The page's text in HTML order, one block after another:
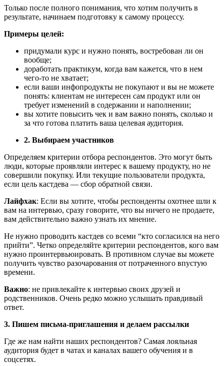
Только после полного понимания, что хотим получить в
результате, начинаем подготовку к самому процессу.
Примеры целей:
придумали курс и нужно понять, востребован ли он
вообще;
доработать практикум, когда вам кажется, что в нем
чего-то не хватает;
если ваши инфопродукты не покупают и вы не можете
понять: клиентам не интересен сам продукт или он
требует изменений в содержании и наполнении;
вы хотите повысить чек и вам важно понять, сколько и
за что готова платить ваша целевая аудитория.
2. Выбираем участников
Определяем критерии отбора респондентов. Это могут быть
люди, которые проявляли интерес к вашему продукту, но не
совершили покупку. Или текущие пользователи продукта,
если цель кастдева — сбор обратной связи.
Лайфхак: Если вы хотите, чтобы респонденты охотнее шли к
вам на интервью, сразу говорите, что вы ничего не продаете,
вам действительно важно узнать их мнение.
Не нужно проводить кастдев со всеми “кто согласился на него
прийти”. Четко определяйте критерии респондентов, кого вам
нужно проинтервьюировать. В противном случае вы можете
получить чувство разочарования от потраченного впустую
времени.
Важно: не привлекайте к интервью своих друзей и
родственников. Очень редко можно услышать правдивый
ответ.
3. Пишем письма-приглашения и делаем рассылки
Где же нам найти наших респондентов? Самая лояльная
аудитория будет в чатах и каналах вашего обучения и в
соцсетях.